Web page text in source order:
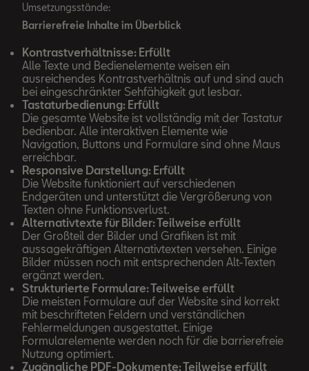
Umsetzungsstände:
Barrierefreie Inhalte im Überblick
Kontrastverhältnisse: Erfüllt
Alle Texte und Bedienelemente weisen ein
ausreichendes Kontrastverhältnis auf und sind auch
bei eingeschränkter Sehfähigkeit gut lesbar.
Tastaturbedienung: Erfüllt
Die gesamte Website ist vollständig mit der Tastatur
bedienbar. Alle interaktiven Elemente wie
Navigation, Buttons und Formulare sind ohne Maus
erreichbar.
Responsive Darstellung: Erfüllt
Die Website funktioniert auf verschiedenen
Endgeräten und unterstützt die Vergrößerung von
Texten ohne Funktionsverlust.
Alternativtexte für Bilder: Teilweise erfüllt
Der Großteil der Bilder und Grafiken ist mit
aussagekräftigen Alternativtexten versehen. Einige
Bilder müssen noch mit entsprechenden Alt-Texten
ergänzt werden.
Strukturierte Formulare: Teilweise erfüllt
Die meisten Formulare auf der Website sind korrekt
mit beschrifteten Feldern und verständlichen
Fehlermeldungen ausgestattet. Einige
Formularelemente werden noch für die barrierefreie
Nutzung optimiert.
Zugängliche PDF-Dokumente: Teilweise erfüllt